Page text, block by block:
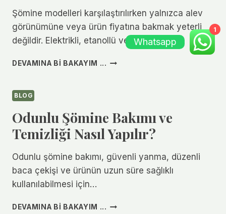
Şömine modelleri karşılaştırılırken yalnızca alev
görünümüne veya ürün fiyatına bakmak yeterli
değildir. Elektrikli, etanollü ve…
DEVAMINA BI BAKAYIM ... ELEKTRIKLI,
MODELLERI
KARŞILAŞTIRILMASI
BLOG
Odunlu Şömine Bakımı ve
Temizliği Nasıl Yapılır?
Odunlu şömine bakımı, güvenli yanma, düzenli
baca çekişi ve ürünün uzun süre sağlıklı
kullanılabilmesi için…
DEVAMINA BI BAKAYIM ... ODUNLU
1
Whatsapp